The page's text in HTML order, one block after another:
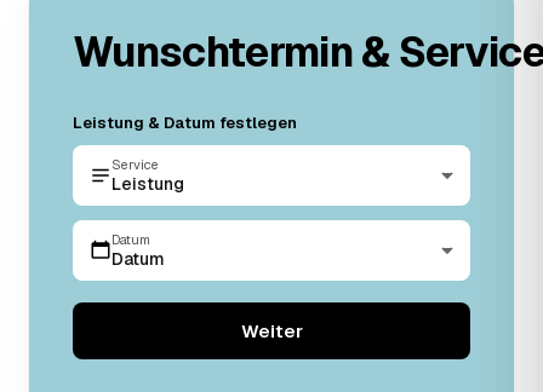
Wunschtermin &
Leistung & Datum festlegen
Service
Leistung
Datum
Datum
Weiter